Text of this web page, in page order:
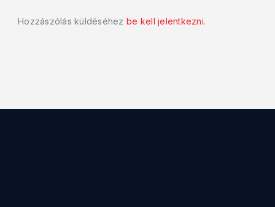
Hozzászólás küldéséhez be kell jelentkezni.